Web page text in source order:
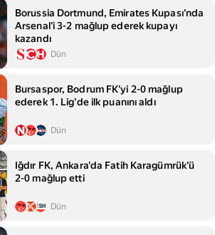
Borussia Dortmund, Emirates Kupası'nda
Arsenal'i 3-2 mağlup ederek kupayı
kazandı
Dün
Bursaspor, Bodrum FK'yi 2-0 mağlup
ederek 1. Lig'de ilk puanını aldı
Dün
Iğdır FK, Ankara'da Fatih Karagümrük'ü
2-0 mağlup etti
Dün